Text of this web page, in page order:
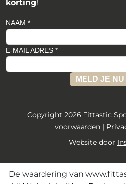
korting!
NAAM *
E-MAIL ADRES *
MELD JE
Copyright 2026 Fittastic
voorwaarden|
Website door
De waardering van